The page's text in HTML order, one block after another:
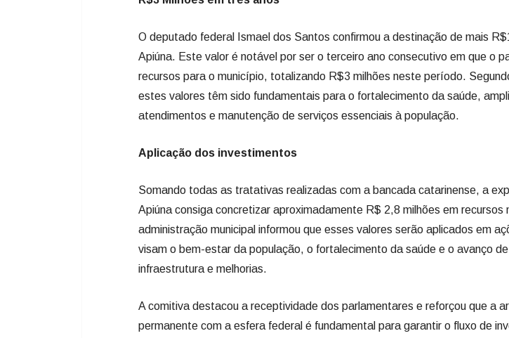
O deputado federal Ismael dos Santos confirmou a destinação de mais
Apiúna. Este valor é notável por ser o terceiro ano consecutivo em que o
recursos para o município, totalizando R$3 milhões neste período.
estes valores têm sido fundamentais para o fortalecimento da saúde,
atendimentos e manutenção de serviços essenciais à população.
Aplicação dos investimentos
Somando todas as tratativas realizadas com a bancada catarinense, a
Apiúna consiga concretizar aproximadamente R$ 2,8 milhões em recursos
administração municipal informou que esses valores serão aplicados em
visam o bem-estar da população, o fortalecimento da saúde e o avanço
infraestrutura e melhorias.
A comitiva destacou a receptividade dos parlamentares e reforçou que a
permanente com a esfera federal é fundamental para garantir o fluxo de